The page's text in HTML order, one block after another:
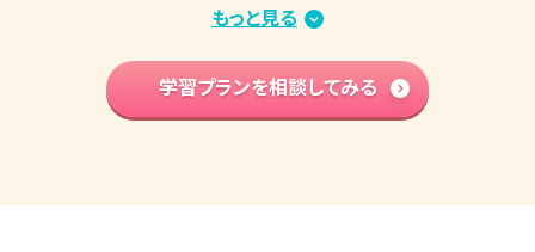
苦手克服 習い事両立プラン
中学先取り学習プラン
英語検定対策 プラン
もっと見る
学習プランを相談してみる